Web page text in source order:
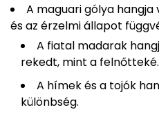
A maguari gólya
és az érzelmi állapot
A fiatal madarak
rekedt, mint a felnőtteké.
A hímek és a tojók
különbség.